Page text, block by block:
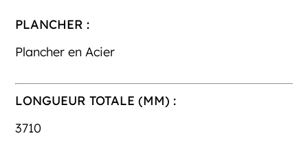
PLANCHER :
Plancher en Acier
LONGUEUR TOTALE (MM) :
3710